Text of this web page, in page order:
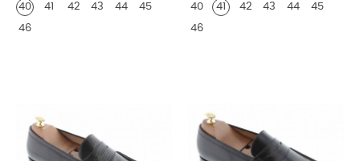
40
41 42 43 44 45
46
40
41 42 43 44 45
46